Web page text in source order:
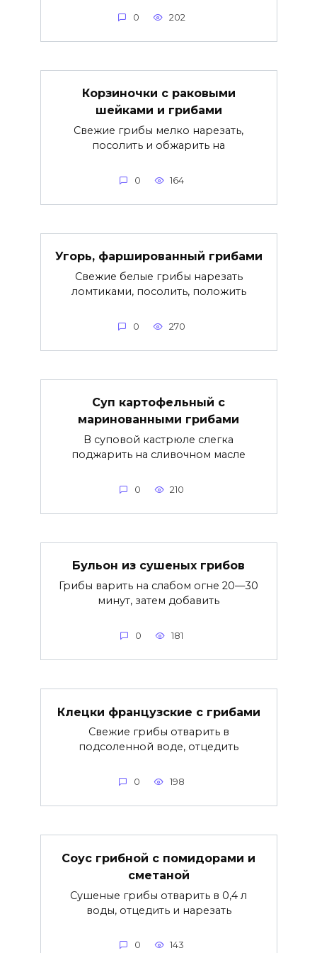
0 202
Корзиночки с раковыми
шейками и грибами
Свежие грибы мелко нарезать,
посолить и обжарить на
0 164
Угорь, фаршированный грибами
Свежие белые грибы нарезать
ломтиками, посолить, положить
0 270
Суп картофельный с
маринованными грибами
В суповой кастрюле слегка
поджарить на сливочном масле
0 210
Бульон из сушеных грибов
Грибы варить на слабом огне 20—30
минут, затем добавить
0 181
Клецки французские с грибами
Свежие грибы отварить в
подсоленной воде, отцедить
0 198
Соус грибной с помидорами и
сметаной
Сушеные грибы отварить в 0,4 л
воды, отцедить и нарезать
0 143